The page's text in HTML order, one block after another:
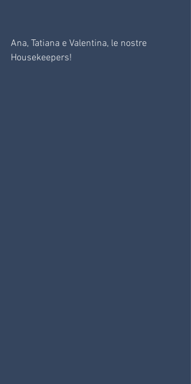
Ana, Tatiana e Valentina, le nostre
Housekeepers!